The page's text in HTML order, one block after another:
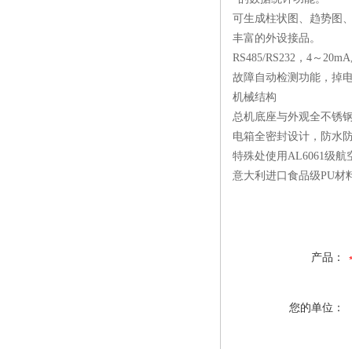
可生成柱状图、趋势图
丰富的外设接品。
RS485/RS232，4～
故障自动检测功能，掉
机械结构
总机底座与外观全不锈
电箱全密封设计，防水
特殊处使用AL6061级航
意大利进口食品级PU材
产品：
您的单位：